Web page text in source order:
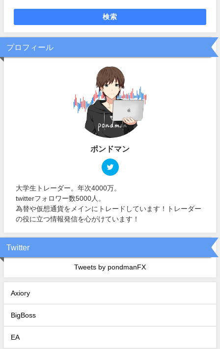
検索
プロフィール
ポンドマン
大学生トレーダー。年次4000万。
twitterフォロワー数5000人。
為替や仮想通貨をメインにトレードしています！トレーダー
の役に立つ情報発信を心がけています！
Twitter
Tweets by pondmanFX
Axiory
BigBoss
EA